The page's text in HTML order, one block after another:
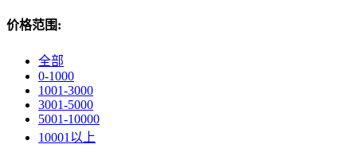
价格范围:
全部
0-1000
1001-3000
3001-5000
5001-10000
10001以上